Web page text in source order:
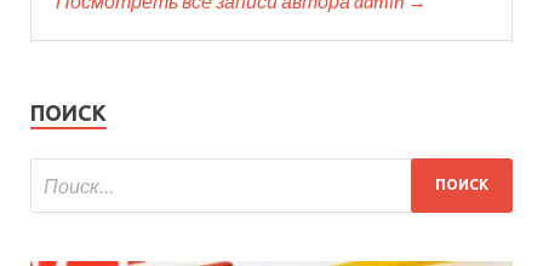
ПОИСК